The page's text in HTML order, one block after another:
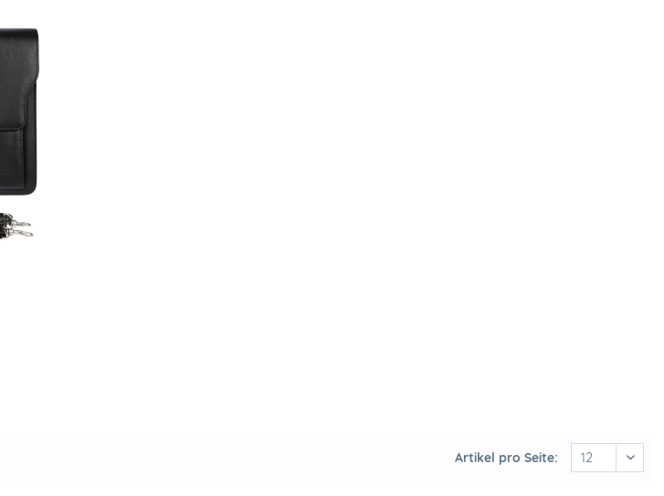
Artikel pro Seite: